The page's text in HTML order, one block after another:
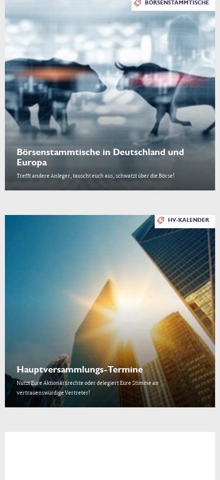
BÖRSENSTAMMTISCHE
Börsenstammtische in Deutschland und
Europa
Trefft andere Anleger, tauscht euch aus, schwatzt über die Börse!
HV-KALENDER
Hauptversammlungs-Termine
Nutzt Eure Aktionärsrechte oder delegiert Eure Stimme an
vertrauenswürdige Vertreter!